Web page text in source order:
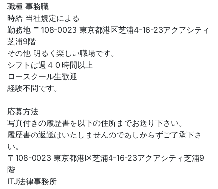
職種 事務職
時給 当社規定による
勤務地 〒108-0023 東京都港区芝浦4-16-23アクアシティ
芝浦9階
その他 明るく楽しい職場です。
シフトは週４０時間以上
ロースクール生歓迎
経験不問です。
応募方法
写真付きの履歴書を以下の住所までお送り下さい。
履歴書の返送はいたしませんのであしからずご了承下さ
い。
〒108-0023 東京都港区芝浦4-16-23アクアシティ芝浦9
階
ITJ法律事務所